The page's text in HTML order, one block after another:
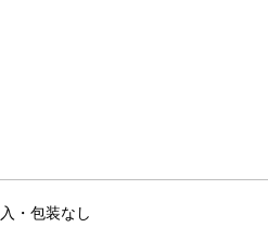
・包装なし